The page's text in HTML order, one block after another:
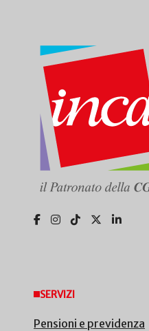
SERVIZI
Pensioni e previdenza